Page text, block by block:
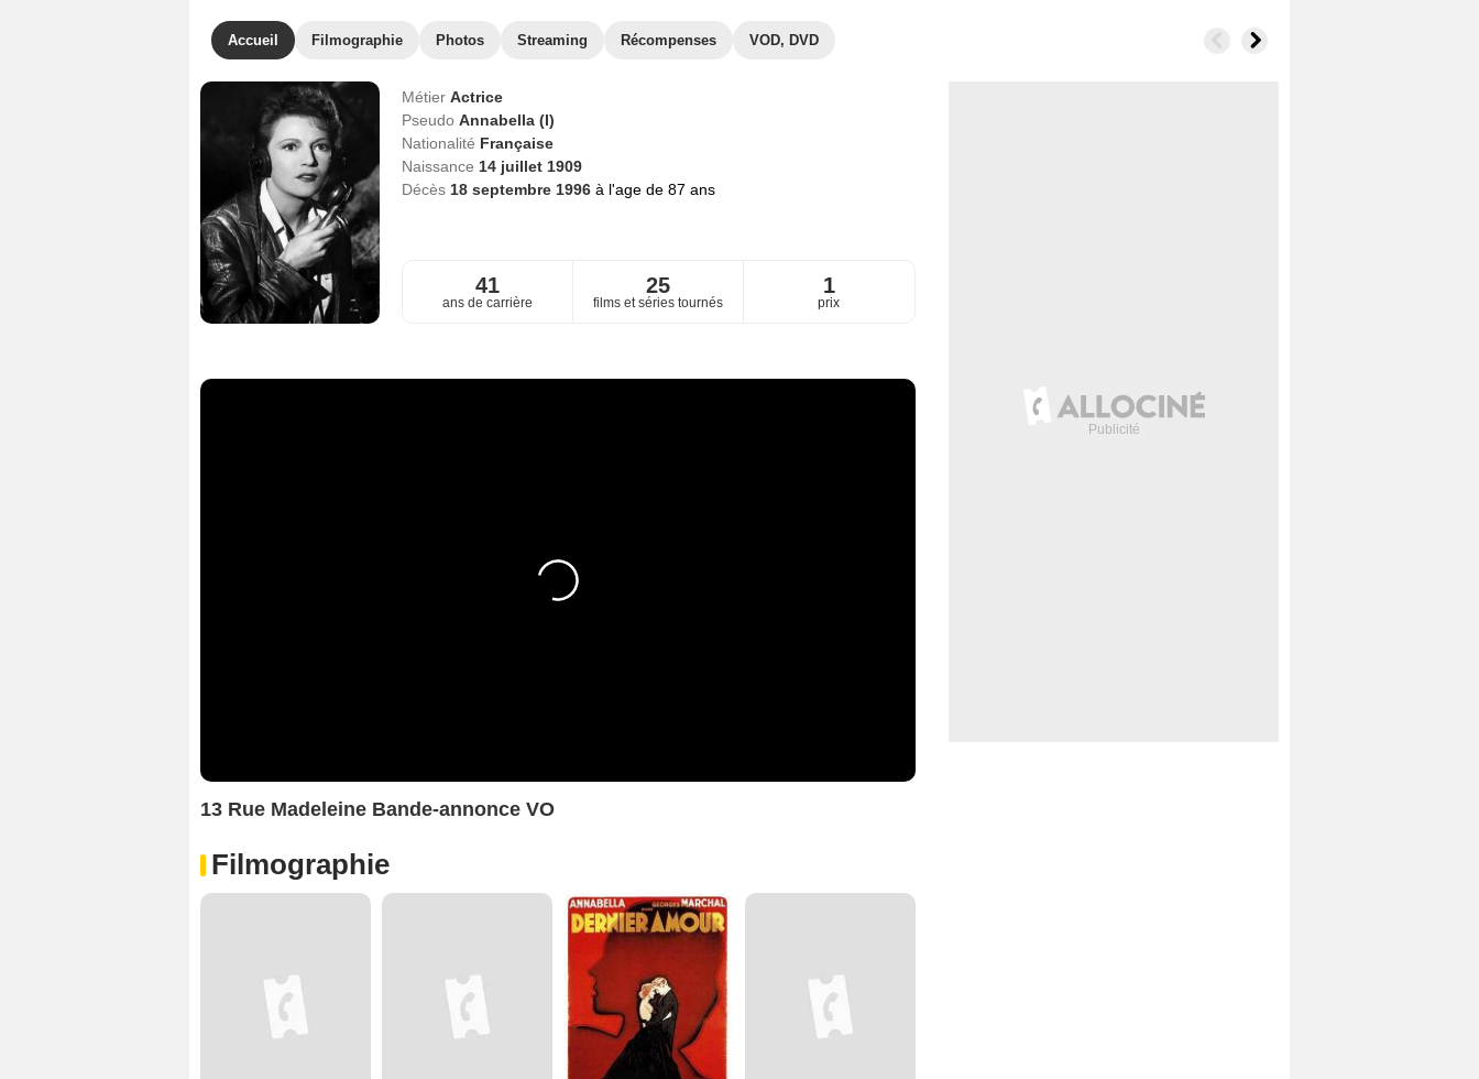
Accueil Filmographie Photos Streaming Récompenses VOD, DVD
Métier Actrice
Pseudo Annabella (I)
Nationalité Française
Naissance 14 juillet 1909
Décès 18 septembre 1996 à l'age de 87 ans
41
ans de carrière
25
films et séries tournés
1
prix
13 Rue Madeleine Bande-annonce VO
Filmographie